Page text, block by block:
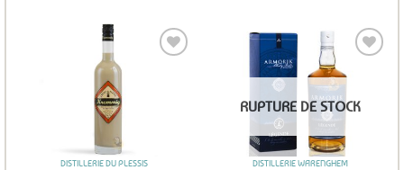
DISTILLERIE DU PLESSIS
aux
RUPTURE DE STOCK
DISTILLERIE WARENGHEM